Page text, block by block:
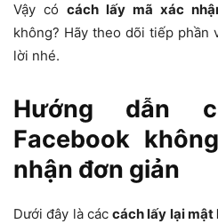
Vậy có cách lấy mã xác
không? Hãy theo dõi tiếp phần
lời nhé.
Hướng dẫn
Facebook
nhận đơn giản
Dưới đây là các cách lấy lại mật